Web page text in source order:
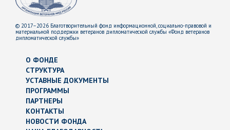
© 2017–2026 Благотворительный фонд информационной, социально-правовой и
материальной поддержки ветеранов дипломатической службы «Фонд ветеранов
дипломатической службы»
О ФОНДЕ
СТРУКТУРА
УСТАВНЫЕ ДОКУМЕНТЫ
ПРОГРАММЫ
ПАРТНЕРЫ
КОНТАКТЫ
НОВОСТИ ФОНДА